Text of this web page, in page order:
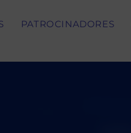
PATROCINADORES